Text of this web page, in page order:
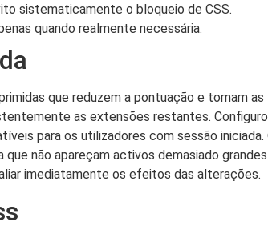
sistematicamente o bloqueio de CSS.
quando realmente necessária.
que reduzem a pontuação e tornam as
as extensões restantes.
para os utilizadores com sessão iniciada.
não apareçam activos demasiado
imediatamente os efeitos das alterações.